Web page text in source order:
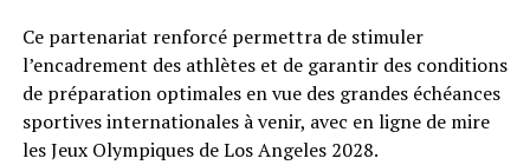
Ce partenariat renforcé permettra de stimuler
l’encadrement des athlètes et de garantir des conditions
de préparation optimales en vue des grandes échéances
sportives internationales à venir, avec en ligne de mire
les Jeux Olympiques de Los Angeles 2028.